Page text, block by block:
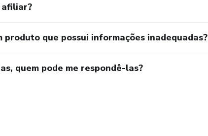
afiliar?
produto que possui informações inadequadas?
quem pode me respondê-las?